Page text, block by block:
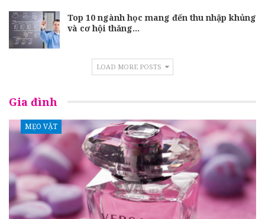
Top 10 ngành học mang đến thu nhập khủng
và cơ hội thăng…
LOAD MORE POSTS
Gia đình
MẸO VẶT